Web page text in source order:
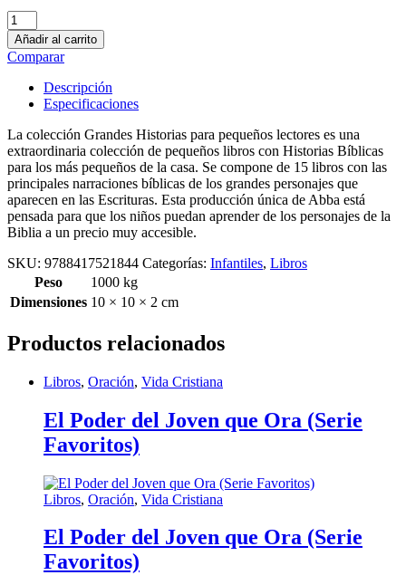
Grandes
Historias
para
Pequeños
Lectores:
Creación
quantity
Añadir al carrito
Comparar
Descripción
Especificaciones
La colección Grandes Historias para pequeños lectores es una
extraordinaria colección de pequeños libros con Historias Bíblicas
para los más pequeños de la casa. Se compone de 15 libros con las
principales narraciones bíblicas de los grandes personajes que
aparecen en las Escrituras. Esta producción única de Abba está
pensada para que los niños puedan aprender de los personajes de la
Biblia a un precio muy accesible.
SKU: 9788417521844 Categorías: Infantiles, Libros
Peso
1000 kg
Dimensiones 10 × 10 × 2 cm
Productos relacionados
Libros, Oración, Vida Cristiana
El Poder del Joven que Ora (Serie
Favoritos)
Libros, Oración, Vida Cristiana
El Poder del Joven que Ora (Serie
Favoritos)